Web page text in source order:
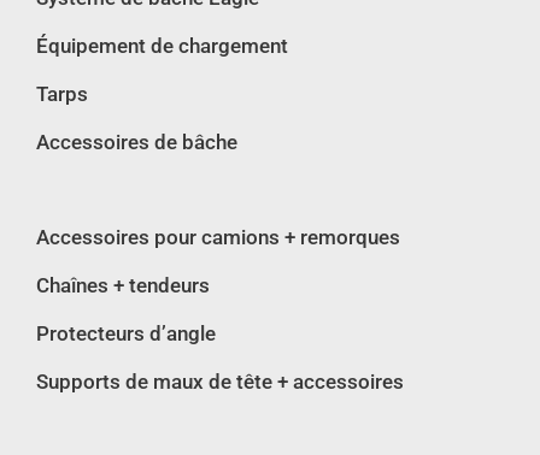
Équipement de chargement
Tarps
Accessoires de bâche
Accessoires pour camions + remorques
Chaînes + tendeurs
Protecteurs d’angle
Supports de maux de tête + accessoires